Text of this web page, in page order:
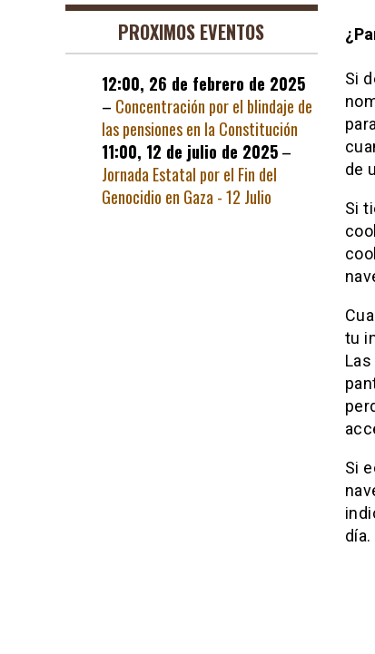
Si
de
Si
tu
Si
día.
PROXIMOS EVENTOS
12:00, 26 de febrero de 2025
– Concentración por el blindaje de
las pensiones en la Constitución
11:00, 12 de julio de 2025–
Jornada Estatal por el Fin del
Genocidio en Gaza - 12 Julio